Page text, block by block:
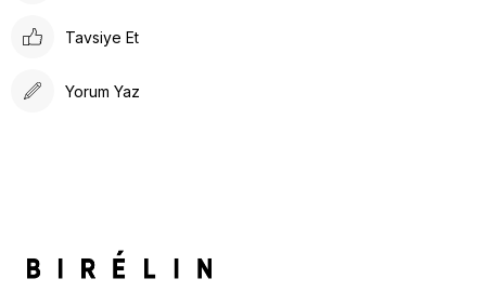
Tavsiye Et
Yorum Yaz